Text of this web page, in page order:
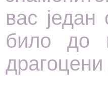
вас један
било до